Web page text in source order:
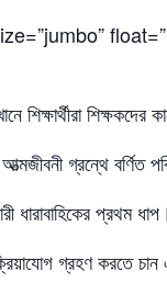
শিক্ষার্থীরা শিক্ষকদের
গ্রন্থে
ধারাবাহিকের প্রথম ধাপ।
গ্রহণ করতে